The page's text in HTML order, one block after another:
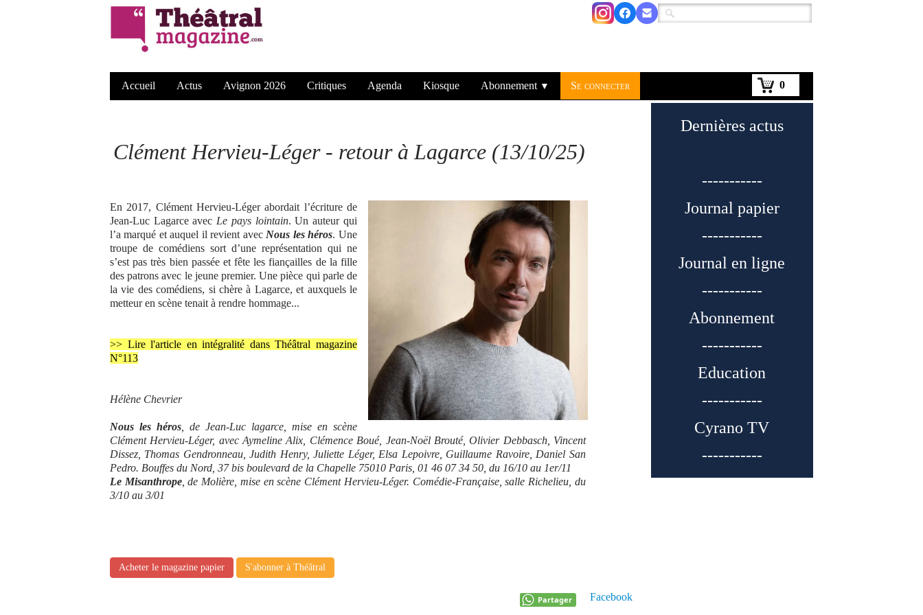
0
Accueil Actus Avignon 2026 Critiques Agenda Kiosque Abonnement ▼ Se connecter
Clément Hervieu-Léger - retour à Lagarce (13/10/25)
En 2017, Clément Hervieu-Léger abordait l’écriture de
Jean-Luc Lagarce avec Le pays lointain. Un auteur qui
l’a marqué et auquel il revient avec Nous les héros. Une
troupe de comédiens sort d’une représentation qui ne
s’est pas très bien passée et fête les fiançailles de la fille
des patrons avec le jeune premier. Une pièce qui parle de
la vie des comédiens, si chère à Lagarce, et auxquels le
metteur en scène tenait à rendre hommage...
>> Lire l'article en intégralité dans Théâtral magazine
N°113
Hélène Chevrier
Nous les héros , de Jean-Luc lagarce, mise en scène
Clément Hervieu-Léger, avec Aymeline Alix, Clémence Boué, Jean-Noël Brouté, Olivier Debbasch, Vincent
Dissez, Thomas Gendronneau, Judith Henry, Juliette Léger, Elsa Lepoivre, Guillaume Ravoire, Daniel San
Pedro. Bouffes du Nord, 37 bis boulevard de la Chapelle 75010 Paris, 01 46 07 34 50, du 16/10 au 1er/11
Le Misanthrope, de Molière, mise en scène Clément Hervieu-Léger. Comédie-Française, salle Richelieu, du
3/10 au 3/01
Acheter le magazine papier S'abonner à Théâtral
Facebook
Partager
Dernières actus
-----------
Journal papier
-----------
Journal en ligne
-----------
Abonnement
-----------
Education
-----------
Cyrano TV
-----------